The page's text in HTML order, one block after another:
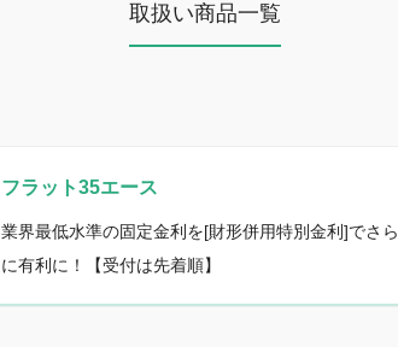
取扱い商品一覧
フラット35エース
業界最低水準の固定金利を[財形併用特別金利]でさら
に有利に！【受付は先着順】